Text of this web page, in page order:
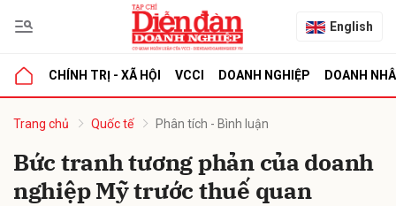
English
CHÍNH TRỊ - XÃ HỘI VCCI DOANH NGHIỆP DOANH
Trang chủ Quốc tế Phân tích - Bình luận
Bức tranh tương phản của doanh
nghiệp Mỹ trước thuế quan
luận